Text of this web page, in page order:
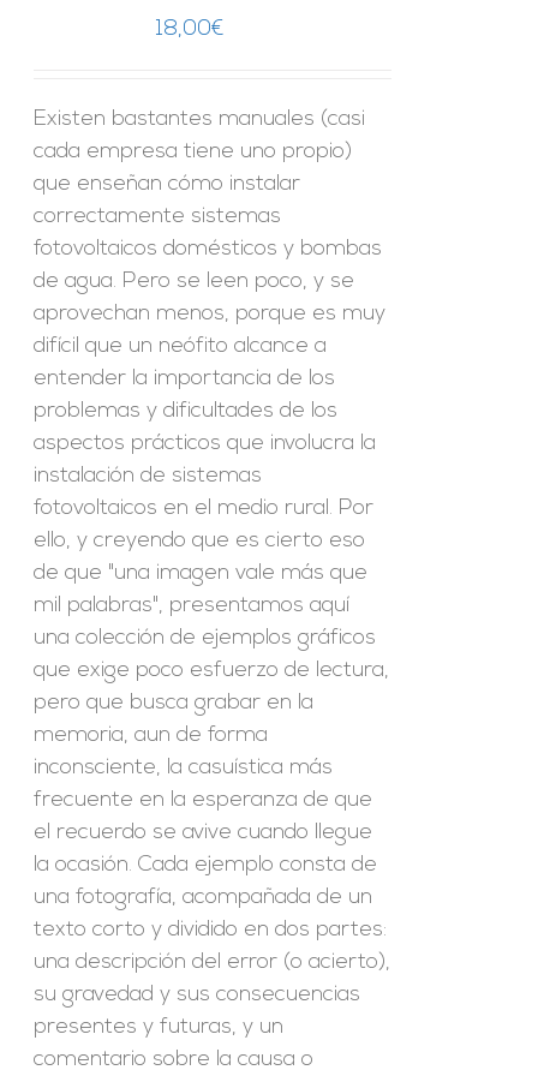
18,00€
Existen bastantes manuales (casi
cada empresa tiene uno propio)
que enseñan cómo instalar
correctamente sistemas
fotovoltaicos domésticos y bombas
de agua. Pero se leen poco, y se
aprovechan menos, porque es muy
difícil que un neófito alcance a
entender la importancia de los
problemas y dificultades de los
aspectos prácticos que involucra la
instalación de sistemas
fotovoltaicos en el medio rural. Por
ello, y creyendo que es cierto eso
de que "una imagen vale más que
mil palabras", presentamos aquí
una colección de ejemplos gráficos
que exige poco esfuerzo de lectura,
pero que busca grabar en la
memoria, aun de forma
inconsciente, la casuística más
frecuente en la esperanza de que
el recuerdo se avive cuando llegue
la ocasión. Cada ejemplo consta de
una fotografía, acompañada de un
texto corto y dividido en dos partes:
una descripción del error (o acierto),
su gravedad y sus consecuencias
presentes y futuras, y un
comentario sobre la causa o